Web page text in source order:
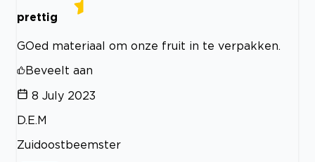
prettig
GOed materiaal om onze fruit in te verpakken.
Beveelt aan
8 July 2023
D.E.M
Zuidoostbeemster